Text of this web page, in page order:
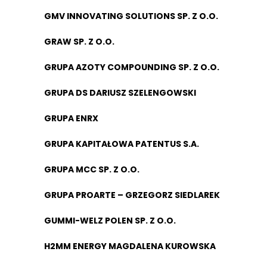
GMV INNOVATING SOLUTIONS SP. Z O.O.
GRAW SP. Z O.O.
GRUPA AZOTY COMPOUNDING SP. Z O.O.
GRUPA DS DARIUSZ SZELENGOWSKI
GRUPA ENRX
GRUPA KAPITAŁOWA PATENTUS S.A.
GRUPA MCC SP. Z O.O.
GRUPA PROARTE – GRZEGORZ SIEDLAREK
GUMMI-WELZ POLEN SP. Z O.O.
H2MM ENERGY MAGDALENA KUROWSKA